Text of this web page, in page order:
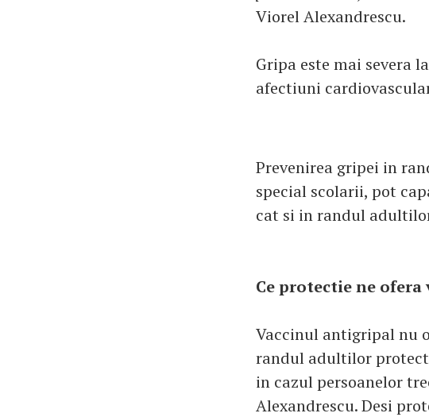
Viorel Alexandrescu.
Gripa este mai severa
afectiuni
Prevenirea gripei in
special scolarii, pot
cat si in randul
Ce protectie ne ofera
Vaccinul antigripal nu
randul adultilor
in cazul persoanelor
Alexandrescu. Desi